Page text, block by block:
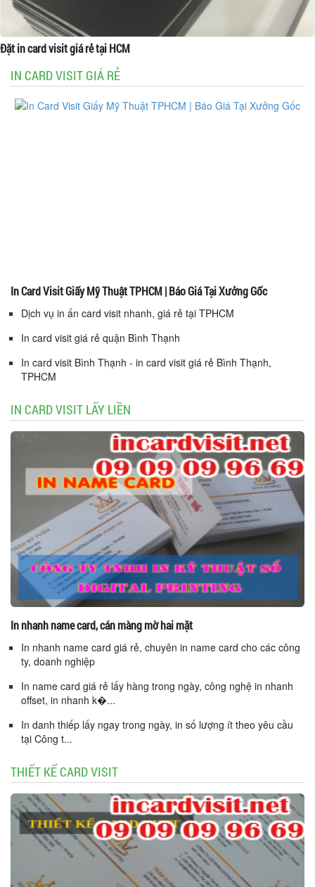
Đặt in card visit giá rẻ tại HCM
IN CARD VISIT GIÁ RẺ
In Card Visit Giấy Mỹ Thuật TPHCM | Báo Giá Tại Xưởng Gốc
Dịch vụ in ấn card visit nhanh, giá rẻ tại TPHCM
In card visit giá rẻ quận Bình Thạnh
In card visit Bình Thạnh - in card visit giá rẻ Bình Thạnh,
TPHCM
IN CARD VISIT LẤY LIỀN
In nhanh name card, cán màng mờ hai mặt
In nhanh name card giá rẻ, chuyên in name card cho các công
ty, doanh nghiệp
In name card giá rẻ lấy hàng trong ngày, công nghệ in nhanh
offset, in nhanh k�...
In danh thiếp lấy ngay trong ngày, in số lượng ít theo yêu cầu
tại Công t...
THIẾT KẾ CARD VISIT